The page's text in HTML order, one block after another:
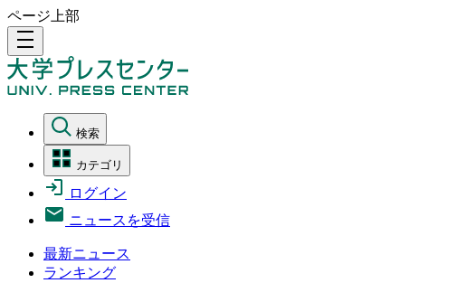
ページ上部
density_medium
検索
カテゴリ
ログイン
ニュースを受信
最新ニュース
ランキング